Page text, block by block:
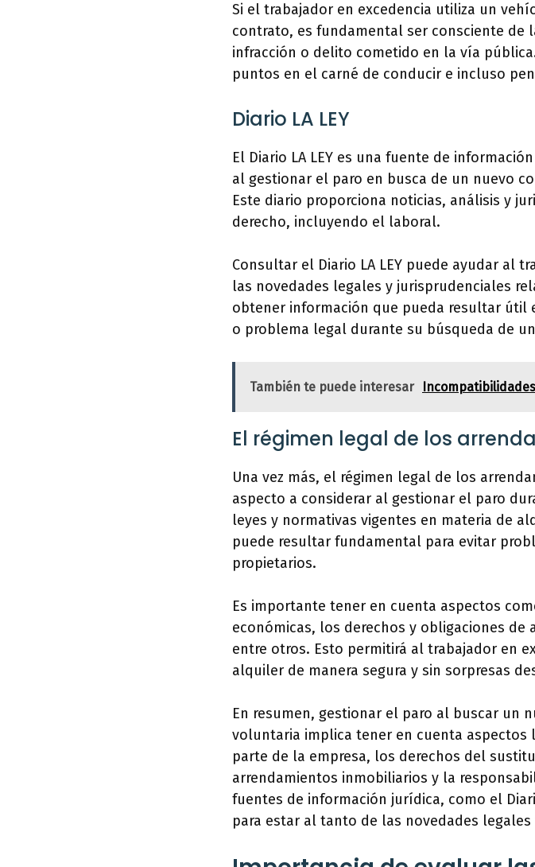
Si el trabajador en excedencia utiliza un
contrato, es fundamental ser consciente de
infracción o delito cometido en la vía
puntos en el carné de conducir e incluso
Diario LA LEY
El Diario LA LEY es una fuente de
al gestionar el paro en busca de un nuevo
Este diario proporciona noticias, análisis y
derecho, incluyendo el laboral.
Consultar el Diario LA LEY puede ayudar al
las novedades legales y jurisprudenciales
obtener información que pueda resultar útil
o problema legal durante su búsqueda de
También te puede interesar
El régimen legal de los
Una vez más, el régimen legal de los
aspecto a considerar al gestionar el paro
leyes y normativas vigentes en materia de
puede resultar fundamental para evitar
propietarios.
Es importante tener en cuenta aspectos
económicas, los derechos y obligaciones
entre otros. Esto permitirá al trabajador en
alquiler de manera segura y sin sorpresas
En resumen, gestionar el paro al buscar un
voluntaria implica tener en cuenta
parte de la empresa, los derechos del
arrendamientos inmobiliarios y la
fuentes de información jurídica, como el
para estar al tanto de las novedades